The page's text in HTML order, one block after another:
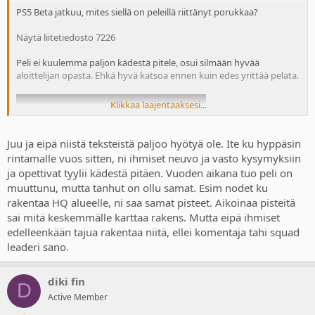
PS5 Beta jatkuu, mites siellä on peleillä riittänyt porukkaa?
Näytä liitetiedosto 7226
Peli ei kuulemma paljon kädestä pitele, osui silmään hyvää
aloittelijan opasta. Ehkä hyvä katsoa ennen kuin edes yrittää pelata.
Klikkaa laajentaaksesi...
Juu ja eipä niistä teksteistä paljoo hyötyä ole. Ite ku hyppäsin
rintamalle vuos sitten, ni ihmiset neuvo ja vasto kysymyksiin
ja opettivat tyylii kädestä pitäen. Vuoden aikana tuo peli on
muuttunu, mutta tanhut on ollu samat. Esim nodet ku
rakentaa HQ alueelle, ni saa samat pisteet. Aikoinaa pisteitä
sai mitä keskemmälle karttaa rakens. Mutta eipä ihmiset
edelleenkään tajua rakentaa niitä, ellei komentaja tahi squad
leaderi sano.
D diki fin
Active Member